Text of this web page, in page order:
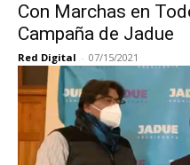
Con Marchas en
Campaña de Jadue
Red Digital - 07/15/2021